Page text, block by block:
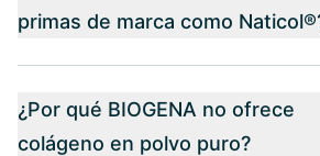
primas de marca como
¿Por qué BIOGENA no ofrece
colágeno en polvo puro?